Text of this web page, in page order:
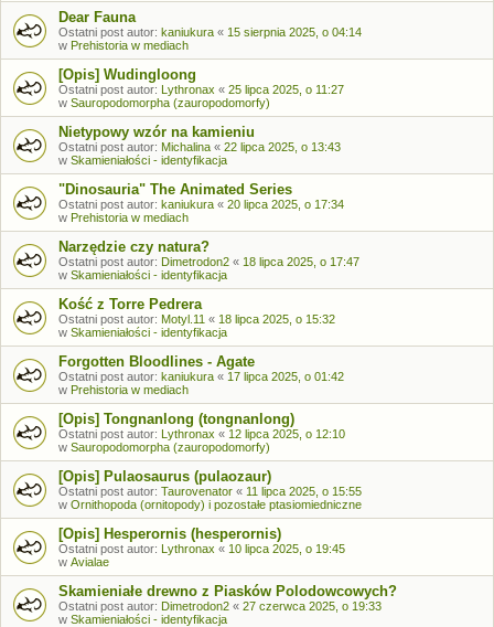
Dear Fauna
Ostatni post autor: kaniukura « 15 sierpnia 2025, o 04:14
w Prehistoria w mediach
[Opis] Wudingloong
Ostatni post autor: Lythronax « 25 lipca 2025, o 11:27
w Sauropodomorpha (zauropodomorfy)
Nietypowy wzór na kamieniu
Ostatni post autor: Michalina « 22 lipca 2025, o 13:43
w Skamieniałości - identyfikacja
"Dinosauria" The Animated Series
Ostatni post autor: kaniukura « 20 lipca 2025, o 17:34
w Prehistoria w mediach
Narzędzie czy natura?
Ostatni post autor: Dimetrodon2 « 18 lipca 2025, o 17:47
w Skamieniałości - identyfikacja
Kość z Torre Pedrera
Ostatni post autor: Motyl.11 « 18 lipca 2025, o 15:32
w Skamieniałości - identyfikacja
Forgotten Bloodlines - Agate
Ostatni post autor: kaniukura « 17 lipca 2025, o 01:42
w Prehistoria w mediach
[Opis] Tongnanlong (tongnanlong)
Ostatni post autor: Lythronax « 12 lipca 2025, o 12:10
w Sauropodomorpha (zauropodomorfy)
[Opis] Pulaosaurus (pulaozaur)
Ostatni post autor: Taurovenator « 11 lipca 2025, o 15:55
w Ornithopoda (ornitopody) i pozostałe ptasiomiedniczne
[Opis] Hesperornis (hesperornis)
Ostatni post autor: Lythronax « 10 lipca 2025, o 19:45
w Avialae
Skamieniałe drewno z Piasków Polodowcowych?
Ostatni post autor: Dimetrodon2 « 27 czerwca 2025, o 19:33
w Skamieniałości - identyfikacja